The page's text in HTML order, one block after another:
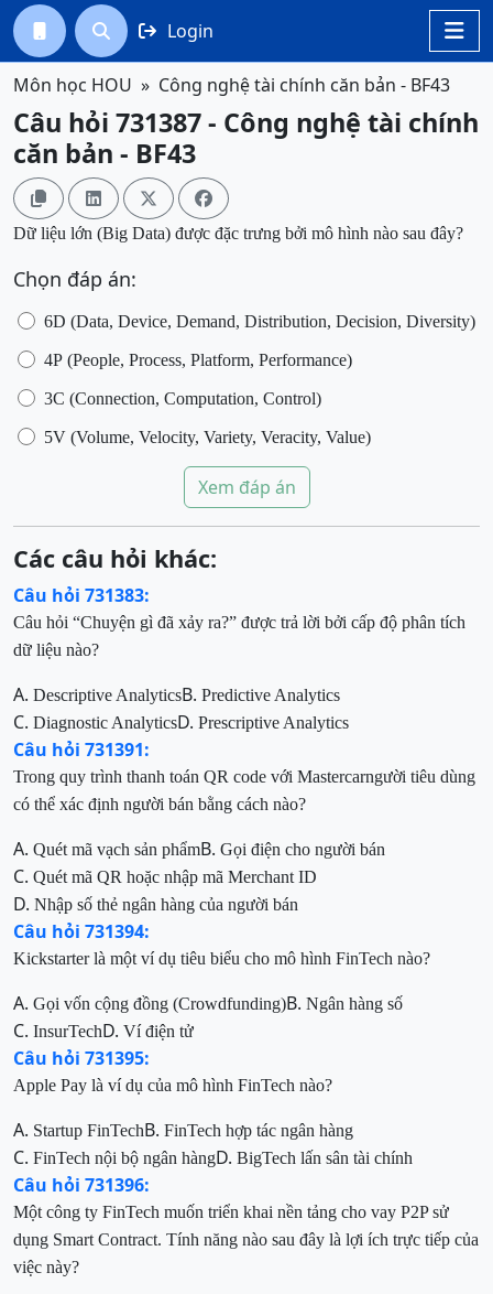

  Login
Môn học HOU Công nghệ tài chính căn bản - BF43
Câu hỏi 731387 - Công nghệ tài chính
căn bản - BF43
   
Dữ liệu lớn (Big Data) được đặc trưng bởi mô hình nào sau đây?
Chọn đáp án:
6D (Data, Device, Demand, Distribution, Decision, Diversity)
4P (People, Process, Platform, Performance)
3C (Connection, Computation, Control)
5V (Volume, Velocity, Variety, Veracity, Value)
Xem đáp án
Các câu hỏi khác:
Câu hỏi 731383:
Câu hỏi “Chuyện gì đã xảy ra?” được trả lời bởi cấp độ phân tích
dữ liệu nào?
A. Descriptive AnalyticsB. Predictive Analytics
C. Diagnostic AnalyticsD. Prescriptive Analytics
Câu hỏi 731391:
Trong quy trình thanh toán QR code với Mastercarngười tiêu dùng
có thể xác định người bán bằng cách nào?
A. Quét mã vạch sản phẩmB. Gọi điện cho người bán
C. Quét mã QR hoặc nhập mã Merchant ID
D. Nhập số thẻ ngân hàng của người bán
Câu hỏi 731394:
Kickstarter là một ví dụ tiêu biểu cho mô hình FinTech nào?
A. Gọi vốn cộng đồng (Crowdfunding)B. Ngân hàng số
C. InsurTechD. Ví điện tử
Câu hỏi 731395:
Apple Pay là ví dụ của mô hình FinTech nào?
A. Startup FinTechB. FinTech hợp tác ngân hàng
C. FinTech nội bộ ngân hàngD. BigTech lấn sân tài chính
Câu hỏi 731396:
Một công ty FinTech muốn triển khai nền tảng cho vay P2P sử
dụng Smart Contract. Tính năng nào sau đây là lợi ích trực tiếp của
việc này?